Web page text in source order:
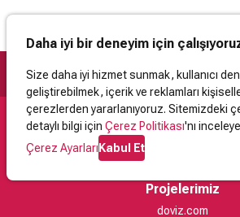
Daha iyi bir deneyim için
Size daha iyi hizmet sunmak, kullanıcı
geliştirebilmek, içerik ve reklamları
çerezlerden yararlanıyoruz. Sitemizdeki
detaylı bilgi için Çerez Politikası'nı
Çerez AyarlarıKabul Et
Destek
İletişimYardımKullanıcı Sözleşmesi
Projelerimiz
doviz.com